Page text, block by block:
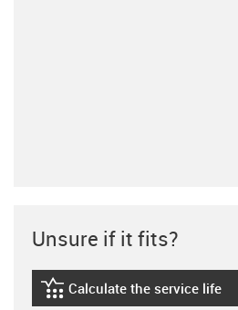
Unsure if it fits?
igus-icon-lebensdauerrechner
Calculate the service life